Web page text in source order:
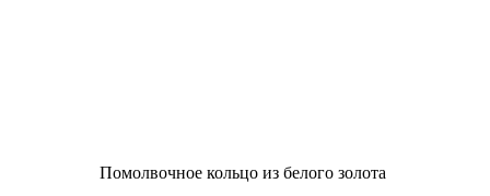
Помолвочное кольцо из белого золота